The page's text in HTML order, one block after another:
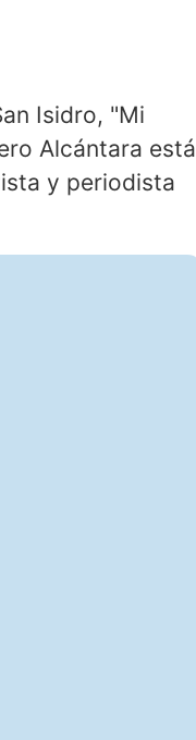
Isidro, "Mi
Alcántara está
y periodista